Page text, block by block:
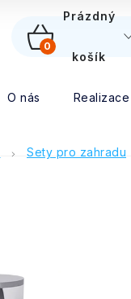
NÁKUPNÍ
KOŠÍK
Prázdný
košík
O nás Realizace
Sety pro zahradu